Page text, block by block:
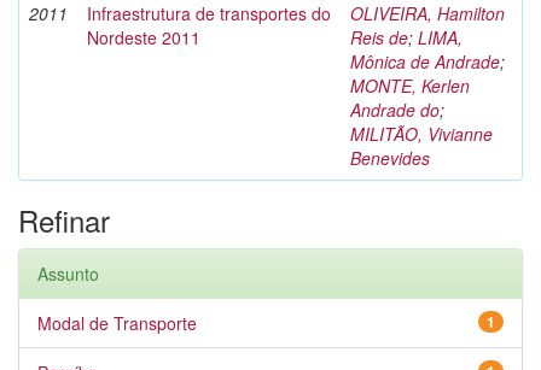
2011
Infraestrutura de transportes do
Nordeste 2011
OLIVEIRA, Hamilton
Reis de; LIMA,
Mônica de Andrade;
MONTE, Kerlen
Andrade do;
MILITÃO, Vivianne
Benevides
Refinar
Assunto
1
Modal de Transporte